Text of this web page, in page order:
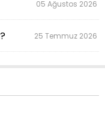
05 Ağustos 2026
25 Temmuz 2026